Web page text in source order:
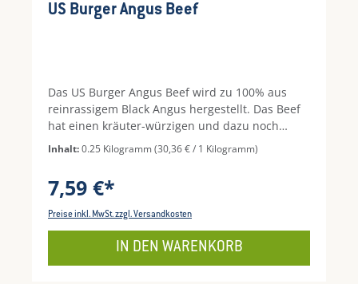
US Burger Angus Beef
Das US Burger Angus Beef wird zu 100% aus
reinrassigem Black Angus hergestellt. Das Beef
hat einen kräuter-würzigen und dazu noch
saftigen Geschmack.
Inhalt:0.25 Kilogramm(30,36 € / 1 Kilogramm)
7,59 €*
Preise inkl. MwSt. zzgl. Versandkosten
IN DEN WARENKORB